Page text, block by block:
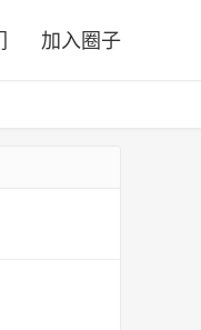
加入圈子